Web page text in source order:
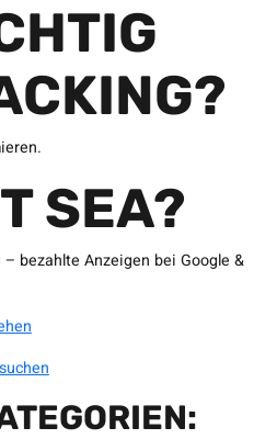
SEA?
bezahlte Anzeigen bei Google &